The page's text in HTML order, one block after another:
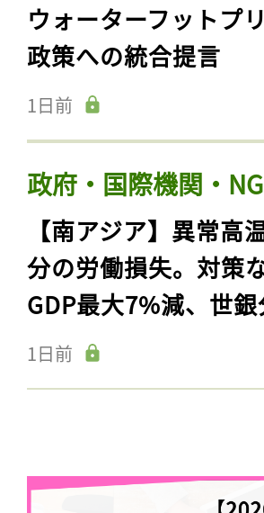
ウォーターフットプ
政策への統合提言
1日前
政府・国際機関・
【南アジア】異常高
分の労働損失。対策
GDP最大7%減、世
1日前